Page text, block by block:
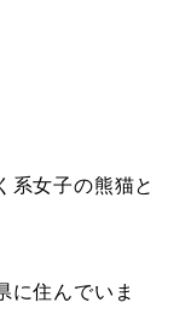
系女子の熊猫と
に住んでいま